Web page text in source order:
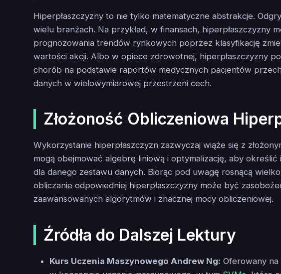
Hiperpłaszczyzny to nie tylko matematyczne abstrakcje.
wielu branżach. Na przykład, w finansach, hiperpłaszczyzny
prognozowania trendów rynkowych poprzez klasyfikację
wartości akcji. Albo w opiece zdrowotnej, hiperpłaszczyzny
chorób na podstawie raportów medycznych pacjentów
danych w wielowymiarowej przestrzeni cech.
Złożoność Obliczeniowa
Wykorzystanie hiperpłaszczyzn zazwyczaj wiąże się z
mogą obejmować algebrę liniową i optymalizację, aby określić
dla danego zestawu danych. Biorąc pod uwagę rosnącą
obliczanie odpowiedniej hiperpłaszczyzny może być
zaawansowanych algorytmów i znacznej mocy obliczeniowej.
Źródła do Dalszej Lektury
Kurs Uczenia Maszynowego Andrew Ng: Oferowany